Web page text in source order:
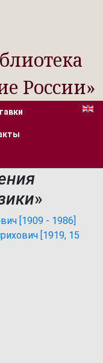
России»
»
[1909 - 1986]
[1919, 15